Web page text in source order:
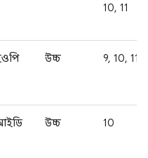
10, 11
উচ্চ 9, 10, 11
উচ্চ 10